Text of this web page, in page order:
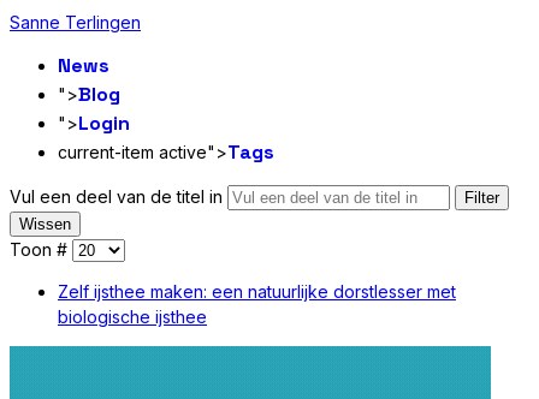
Sanne Terlingen
News
">Blog
">Login
current-item active">Tags
Vul een deel van de titel in
Filter
Wissen
Toon #
Zelf ijsthee maken: een natuurlijke dorstlesser met
biologische ijsthee